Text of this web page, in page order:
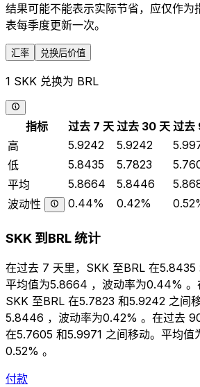
结果可能不能表示实际节省，应仅作为
表每季度更新一次。
汇率 兑换后价值
1 SKK 兑换为 BRL
指标 过去 7 天 过去 30 天 过去
高
5.9242 5.9242
低
5.8435 5.7823
平均
5.8664 5.8446
波动性
0.44% 0.42%
SKK 到BRL 统计
在过去 7 天里，SKK 至BRL 在5.8435
平均值为5.8664 ，波动率为0.44% 。
SKK 至BRL 在5.7823 和5.9242 之间
5.8446 ，波动率为0.42% 。在过去
在5.7605 和5.9971 之间移动。平均值
0.52% 。
付款